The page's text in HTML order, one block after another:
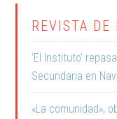
REVISTA DE
‘El Instituto’
Secundaria en
«La comunidad»,